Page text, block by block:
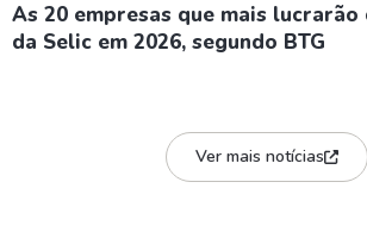
As 20 empresas que mais lucrarão
da Selic em 2026, segundo BTG
Ver mais notícias